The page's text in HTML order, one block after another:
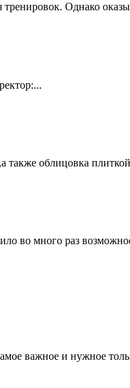
Однако
также облицовка
во много раз
важное и нужное